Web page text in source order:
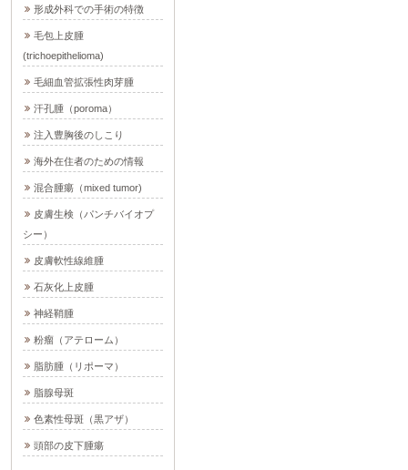
形成外科での手術の特徴
毛包上皮腫
(trichoepithelioma)
毛細血管拡張性肉芽腫
汗孔腫（poroma）
注入豊胸後のしこり
海外在住者のための情報
混合腫瘍（mixed tumor)
皮膚生検（パンチバイオプ
シー）
皮膚軟性線維腫
石灰化上皮腫
神経鞘腫
粉瘤（アテローム）
脂肪腫（リポーマ）
脂腺母斑
色素性母斑（黒アザ）
頭部の皮下腫瘍